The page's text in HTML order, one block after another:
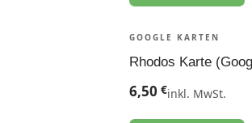
GOOGLE KARTEN
Rhodos Karte
6,50 €inkl. MwSt.